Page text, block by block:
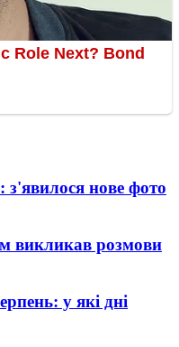
з'явилося нове фото
викликав розмови
у які дні